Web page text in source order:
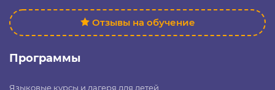
Отзывы на обучение
Программы
Языковые курсы и лагеря для детей